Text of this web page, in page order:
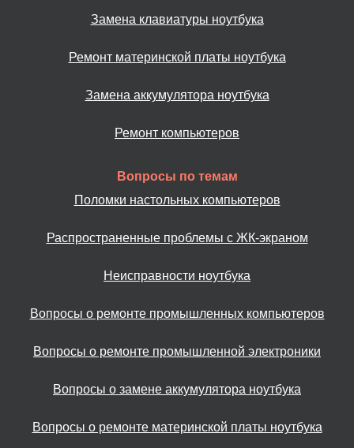
Замена клавиатуры ноутбука
Ремонт материнской платы ноутбука
Замена аккумулятора ноутбука
Ремонт компьютеров
Вопросы по темам
Поломки настольных компьютеров
Распространенные проблемы с ЖК-экраном
Неисправности ноутбука
Вопросы о ремонте промышленных компьютеров
Вопросы о ремонте промышленной электроники
Вопросы о замене аккумулятора ноутбука
Вопросы о ремонте материнской платы ноутбука